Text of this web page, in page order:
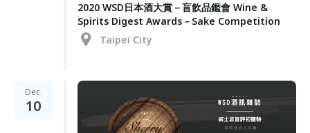
2020 WSD日本酒大賞－盲飲品鑑會 Wine &
Spirits Digest Awards－Sake Competition
Taipei City
Dec.
10